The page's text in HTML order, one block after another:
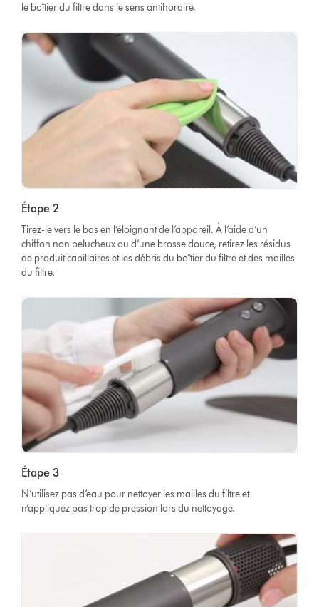
le boîtier du filtre dans le sens antihoraire.
Étape 2
Tirez-le vers le bas en l’éloignant de l’appareil. À l’aide d’un
chiffon non pelucheux ou d’une brosse douce, retirez les résidus
de produit capillaires et les débris du boîtier du filtre et des mailles
du filtre.
Étape 3
N’utilisez pas d’eau pour nettoyer les mailles du filtre et
n’appliquez pas trop de pression lors du nettoyage.